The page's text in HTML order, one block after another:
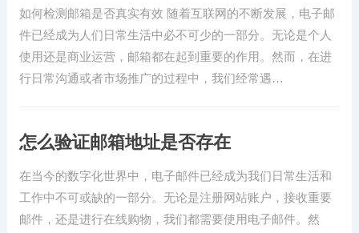
如何检测邮箱是否真实有效 随着互联网的不断发展，电子邮
件已经成为人们日常生活中必不可少的一部分。无论是个人
使用还是商业运营，邮箱都在起到重要的作用。然而，在进
行日常沟通或者市场推广的过程中，我们经常遇…
怎么验证邮箱地址是否存在
在当今的数字化世界中，电子邮件已经成为我们日常生活和
工作中不可或缺的一部分。无论是注册网站账户，接收重要
邮件，还是进行在线购物，我们都需要使用电子邮件。然